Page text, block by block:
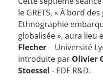
le GRETS, « À bord
Ethnographie
globalisée », aura lieu
Flecher- Université
introduite par Olivier
Stoessel - EDF R&D.